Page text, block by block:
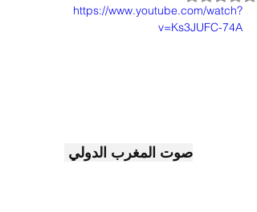
https://www.youtube.com/watch?
v=Ks3JUFC-74A
صوت المغرب الدولي